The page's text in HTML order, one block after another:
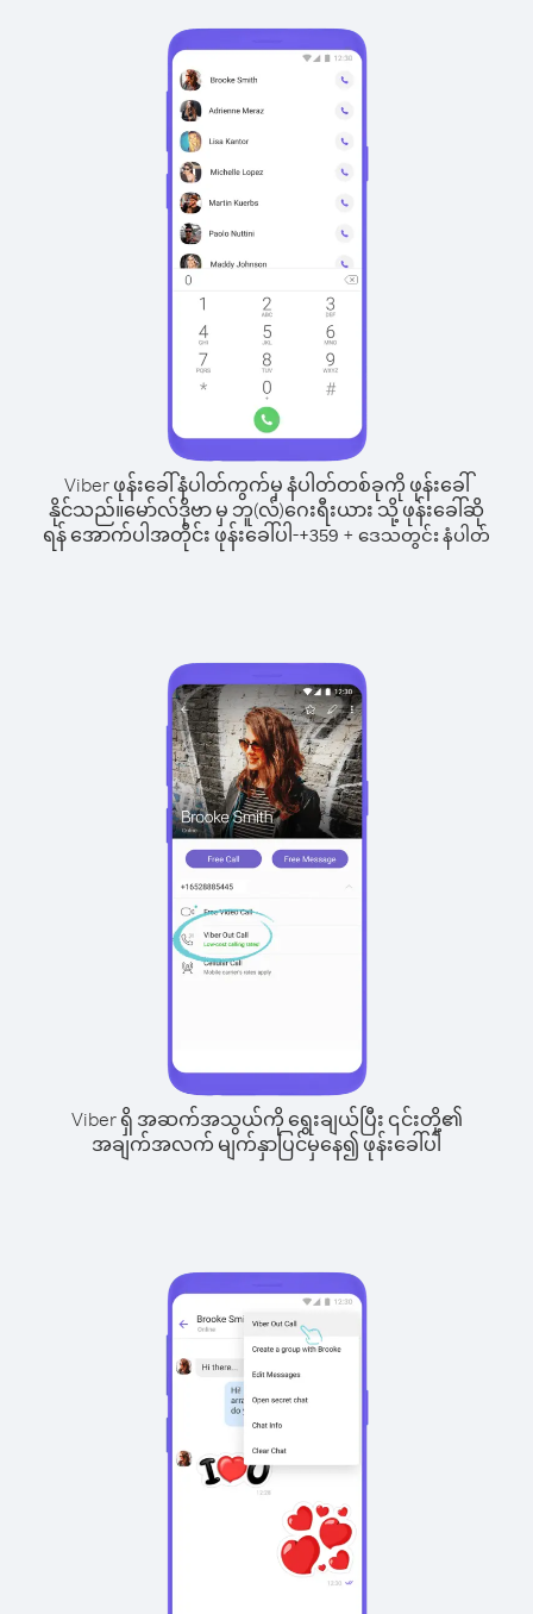
Viber ဖုန်းခေါ်နံပါတ်ကွက်မှ နံပါတ်တစ်ခုကို ဖုန်းခေါ်
နိုင်သည်။မော်လ်ဒိုဗာ မှ ဘူ(လ်)ဂေးရီးယား သို့ ဖုန်းခေါ်ဆို
ရန် အောက်ပါအတိုင်း ဖုန်းခေါ်ပါ-+359 + ဒေသတွင်း နံပါတ်
Viber ရှိ အဆက်အသွယ်ကို ရွေးချယ်ပြီး ၎င်းတို့၏
အချက်အလက် မျက်နှာပြင်မှနေ၍ ဖုန်းခေါ်ပါ